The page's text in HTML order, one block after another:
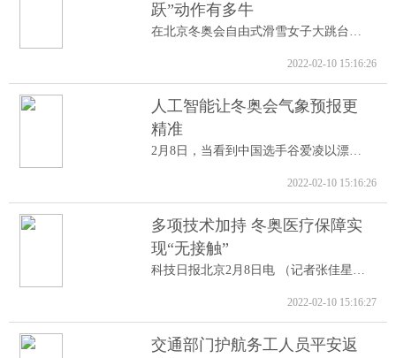
跃”动作有多牛
在北京冬奥会自由式滑雪女子大跳台决赛中...
2022-02-10 15:16:26
人工智能让冬奥会气象预报更
精准
2月8日，当看到中国选手谷爱凌以漂亮的高...
2022-02-10 15:16:26
多项技术加持 冬奥医疗保障实
现“无接触”
科技日报北京2月8日电 （记者张佳星）记...
2022-02-10 15:16:27
交通部门护航务工人员平安返